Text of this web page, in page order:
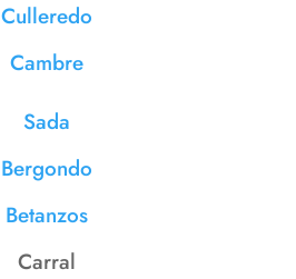
Culleredo
Cambre
Sada
Bergondo
Betanzos
Carral